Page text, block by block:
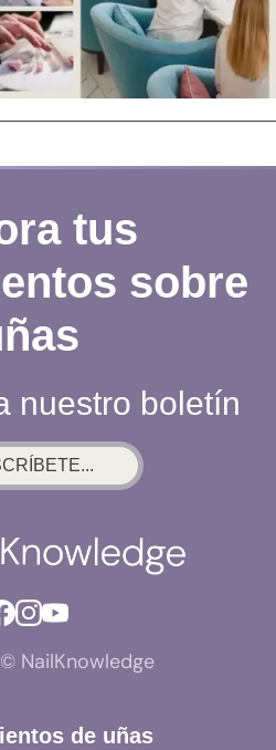
tus
sobre
nuestro boletín
NailKnowledge
de uñas